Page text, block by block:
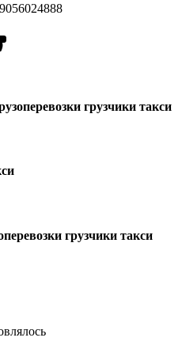
грузчики такси
грузчики такси